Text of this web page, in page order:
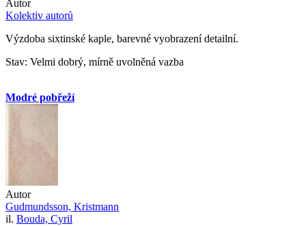
Autor
Kolektiv autorů
Výzdoba sixtinské kaple, barevné vyobrazení detailní.
Stav: Velmi dobrý, mírně uvolněná vazba
Modré pobřeží
Autor
Gudmundsson, Kristmann
il. Bouda, Cyril